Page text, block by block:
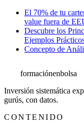
El 70% de tu
value fuera de
Descubre los
Ejemplos
Concepto de
formaciónenbolsa
Inversión sistemática
gurús, con datos.
CONTENIDO